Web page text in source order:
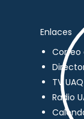
Enlaces
Correo
TV UAQ
Radio